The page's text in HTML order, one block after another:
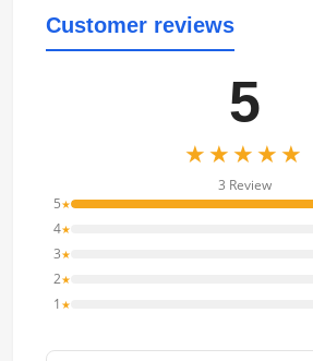
Customer reviews
5
★★★★★
3 Review
5★
4★
3★
2★
1 ★